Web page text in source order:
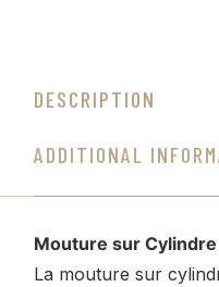
DESCRIPTION
ADDITIONAL
Mouture sur Cylindre
La mouture sur